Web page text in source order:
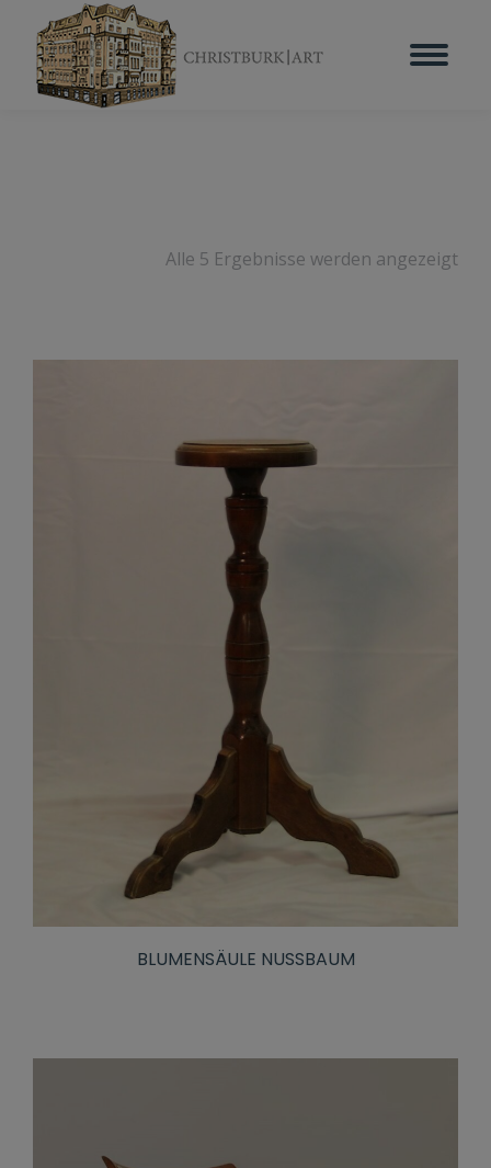
Alle 5 Ergebnisse werden angezeigt
BLUMENSÄULE NUSSBAUM